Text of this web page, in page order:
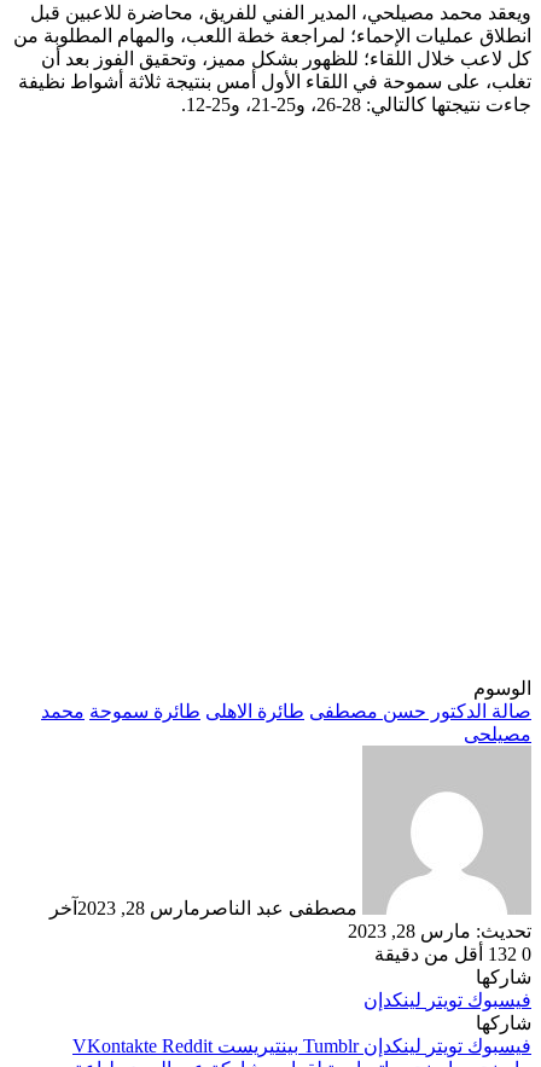
ويعقد محمد مصيلحي، المدير الفني للفريق، محاضرة للاعبين قبل
انطلاق عمليات الإحماء؛ لمراجعة خطة اللعب، والمهام المطلوبة من
كل لاعب خلال اللقاء؛ للظهور بشكل مميز، وتحقيق الفوز بعد أن
تغلب، على سموحة في اللقاء الأول أمس بنتيجة ثلاثة أشواط نظيفة
جاءت نتيجتها كالتالي: 28-26، و25-21، و25-12.
الوسوم
صالة الدكتور حسن مصطفى طائرة الاهلى طائرة سموحة محمد
مصيلحى
مصطفى عبد الناصر مارس 28, 2023
آخر
تحديث: مارس 28, 2023
0
أقل من دقيقة
شاركها
فيسبوك تويتر لينكدإن
شاركها
فيسبوك تويتر لينكدإن بينتيريست